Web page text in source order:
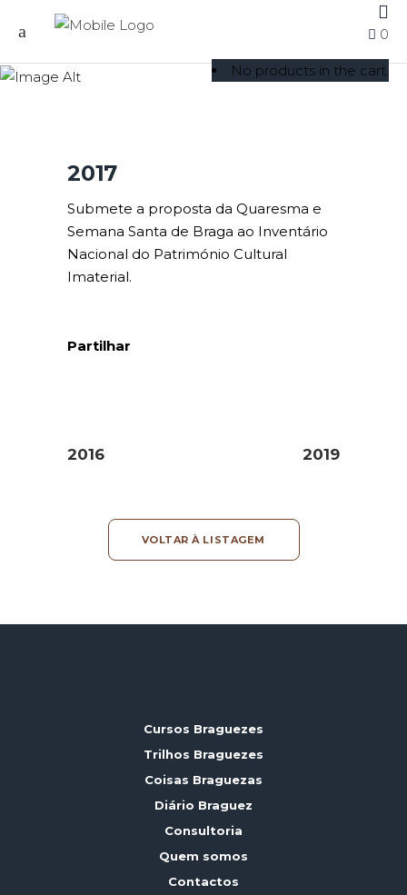
0
No products in the cart.
2017
2017
Submete a proposta da Quaresma e
Semana Santa de Braga ao Inventário
Nacional do Património Cultural
Imaterial.
Partilhar
2016 2019
VOLTAR À LISTAGEM
Cursos Braguezes
Trilhos Braguezes
Coisas Braguezas
Diário Braguez
Consultoria
Quem somos
Contactos